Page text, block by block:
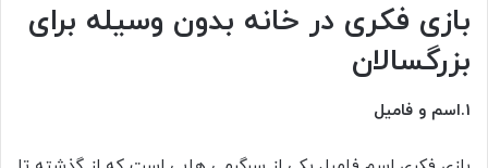
بازی فکری در خانه بدون وسیله برای
بزرگسالان
1.اسم و فامیل